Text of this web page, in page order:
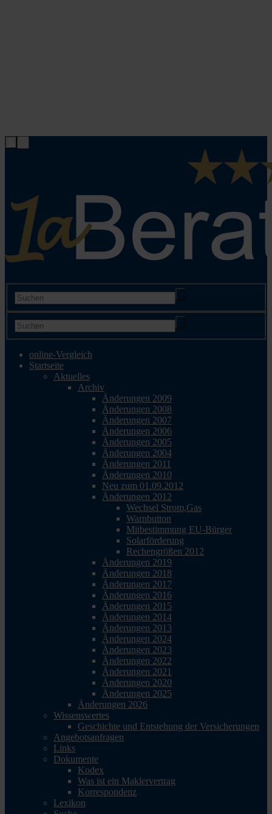
online-Vergleich
Startseite
Aktuelles
Archiv
Änderungen 2009
Änderungen 2008
Änderungen 2007
Änderungen 2006
Änderungen 2005
Änderungen 2004
Änderungen 2011
Änderungen 2010
Neu zum 01.09.2012
Änderungen 2012
Wechsel Strom,Gas
Warnbutton
Mitbestimmung EU-Bürger
Solarförderung
Rechengrößen 2012
Änderungen 2019
Änderungen 2018
Änderungen 2017
Änderungen 2016
Änderungen 2015
Änderungen 2014
Änderungen 2013
Änderungen 2024
Änderungen 2023
Änderungen 2022
Änderungen 2021
Änderungen 2020
Änderungen 2025
Änderungen 2026
Wissenswertes
Geschichte und Entstehung der Versicherungen
Angebotsanfragen
Links
Dokumente
Kodex
Was ist ein Maklervertrag
Korrespondenz
Lexikon